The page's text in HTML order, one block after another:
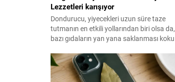
Lezzetleri karışıyor
Dondurucu, yiyecekleri uzun süre taze
tutmanın en etkili yollarından biri olsa da,
bazı gıdaların yan yana saklanması koku
dondurucuda birbirinden uzak tutmanız
gereken gıdalar...